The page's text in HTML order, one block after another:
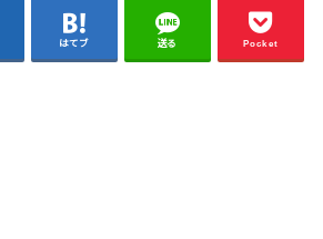
はてブ 送る Pocket